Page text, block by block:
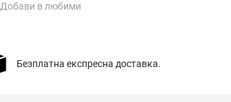
Добави в любими
Безплатна експресна доставка.